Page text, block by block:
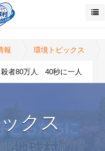
報 環境トピックス
殺者80万人 40秒に一人
クス